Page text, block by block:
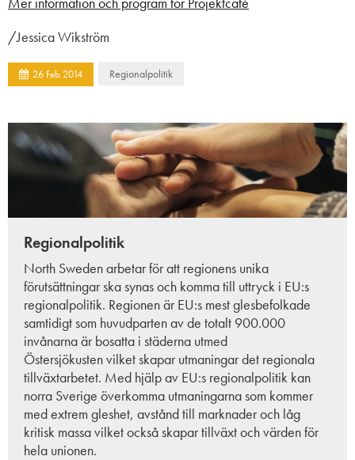
/Jessica Wikström
26 Feb 2014 Regionalpolitik
Regionalpolitik
North Sweden arbetar för att regionens unika
förutsättningar ska synas och komma till uttryck i EU:s
regionalpolitik. Regionen är EU:s mest glesbefolkade
samtidigt som huvudparten av de totalt 900.000
invånarna är bosatta i städerna utmed
Östersjökustenvilket skapar utmaningar det regionala
tillväxtarbetet. Med hjälp av EU:s regionalpolitik kan
norra Sverige överkomma utmaningarna som kommer
med extrem gleshet, avstånd till marknader och låg
kritisk massa vilket också skapar tillväxt och värden för
hela unionen.